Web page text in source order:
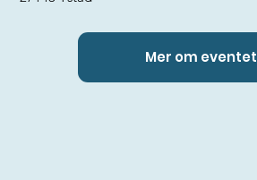
Mer om eventet